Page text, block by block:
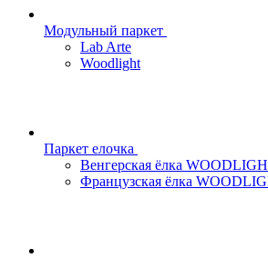
Модульный паркет
Lab Arte
Woodlight
Паркет елочка
Венгерская ёлка
Французская ёлка